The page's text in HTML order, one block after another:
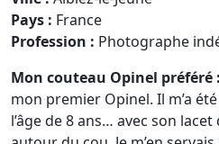
Pays : France
Profession : Photographe
Mon couteau Opinel préféré :
mon premier Opinel. Il m’a
l’âge de 8 ans… avec son